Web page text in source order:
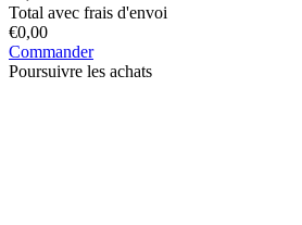
Total avec frais d'envoi
€0,00
Commander
Poursuivre les achats